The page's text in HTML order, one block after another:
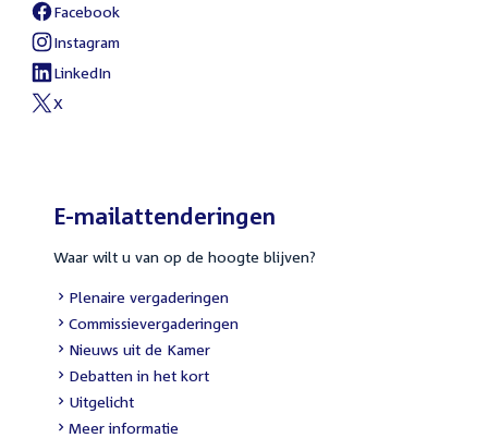
External
link:
Facebook
External
link:
Instagram
External
link:
LinkedIn
External
X
E-mailattenderingen
Waar wilt u van op de hoogte blijven?
External
link:
Plenaire vergaderingen
External
link:
Commissievergaderingen
External
link:
Nieuws uit de Kamer
External
link:
Debatten in het kort
External
link:
Uitgelicht
Meer informatie